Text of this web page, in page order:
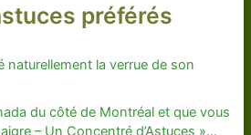
préférés
naturellement la verrue de son
du côté de Montréal et que vous